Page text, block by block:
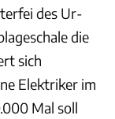
des Ur-
die
sich
Elektriker im
Mal soll